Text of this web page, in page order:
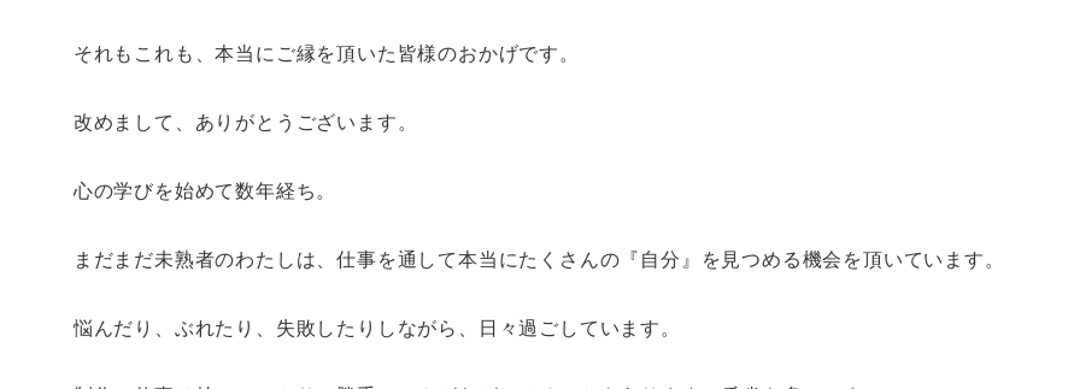
それもこれも、本当にご縁を頂いた皆様のおかげです。
改めまして、ありがとうございます。
心の学びを始めて数年経ち。
まだまだ未熟者のわたしは、仕事を通して本当にたくさんの『自分』を見つめる機会を頂いています。
悩んだり、ぶれたり、失敗したりしながら、日々過ごしています。